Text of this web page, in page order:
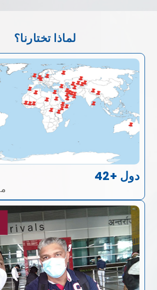
لماذا تختارنا؟
42+ دول